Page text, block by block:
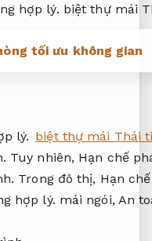
hợp lý. biệt thự mái
tối ưu không gian
lý. biệt thự mái Thái
Tuy nhiên, Hạn chế
Trong đô thị, Hạn
hợp lý. mái ngói, An